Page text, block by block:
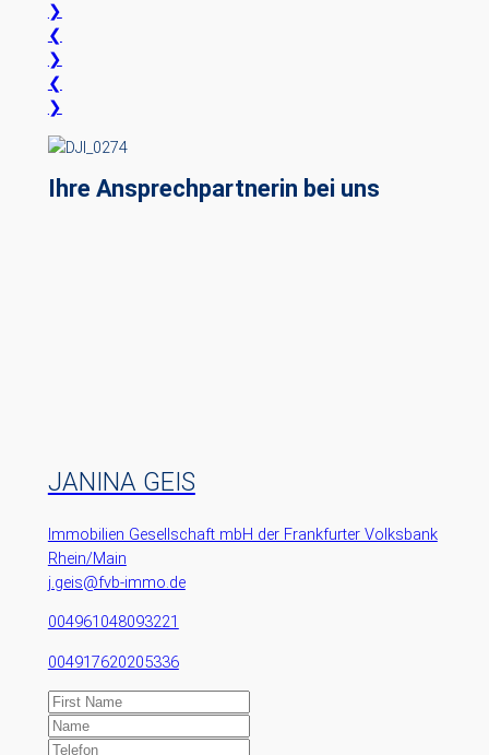
❯
❮
❯
❮
❯
Ihre Ansprechpartnerin bei uns
JANINA GEIS
Immobilien Gesellschaft mbH der Frankfurter Volksbank
Rhein/Main
j.geis@fvb-immo.de
004961048093221
004917620205336